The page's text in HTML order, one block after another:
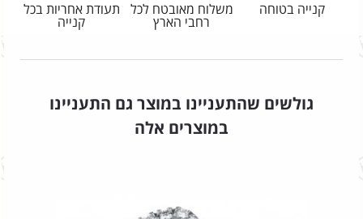
קנייה בטוחה
משלוח מאובטח לכל
רחבי הארץ
תעודת אחריות בכל
קנייה
גולשים שהתעניינו במוצר גם התעניינו
במוצרים אלה